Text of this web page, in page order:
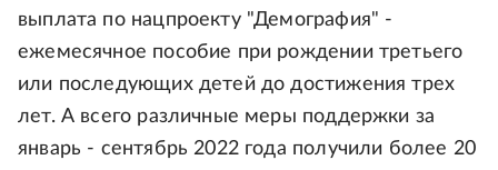
выплата по нацпроекту "Демография" -
ежемесячное пособие при рождении третьего
или последующих детей до достижения трех
лет. А всего различные меры поддержки за
январь - сентябрь 2022 года получили более 20